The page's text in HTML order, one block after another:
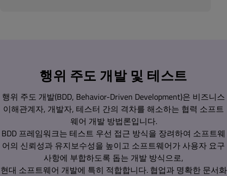
행위 주도 개발 및 테스트
행위 주도 개발(BDD, Behavior-Driven Development)은 비즈니스
이해관계자, 개발자, 테스터 간의 격차를 해소하는 협력 소프트
웨어 개발 방법론입니다.
BDD 프레임워크는 테스트 우선 접근 방식을 장려하여 소프트웨
어의 신뢰성과 유지보수성을 높이고 소프트웨어가 사용자 요구
사항에 부합하도록 돕는 개발 방식으로,
현대 소프트웨어 개발에 특히 적합합니다. 협업과 명확한 문서화